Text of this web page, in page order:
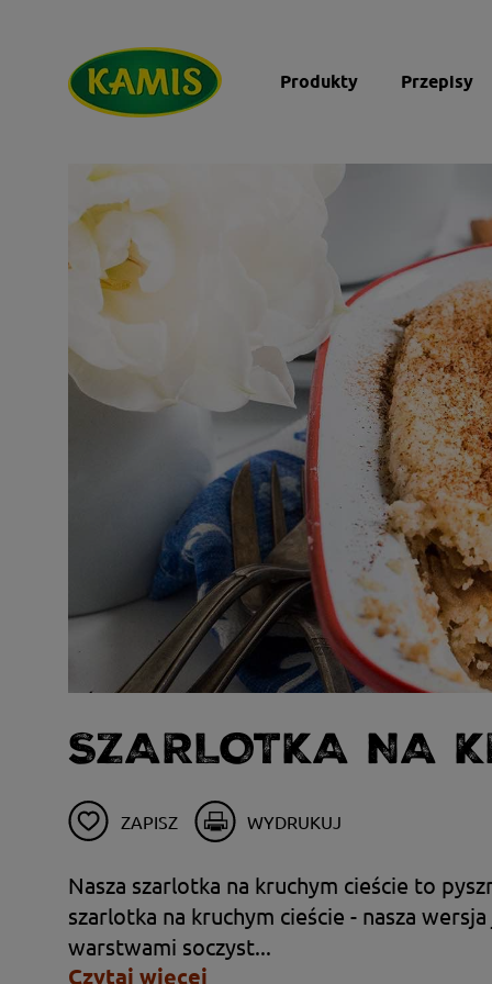
Produkty Przepisy
SZARLOTKA NA
ZAPISZ WYDRUKUJ
Nasza szarlotka na kruchym cieście to
szarlotka na kruchym cieście - nasza
warstwami soczyst...
Czytaj więcej